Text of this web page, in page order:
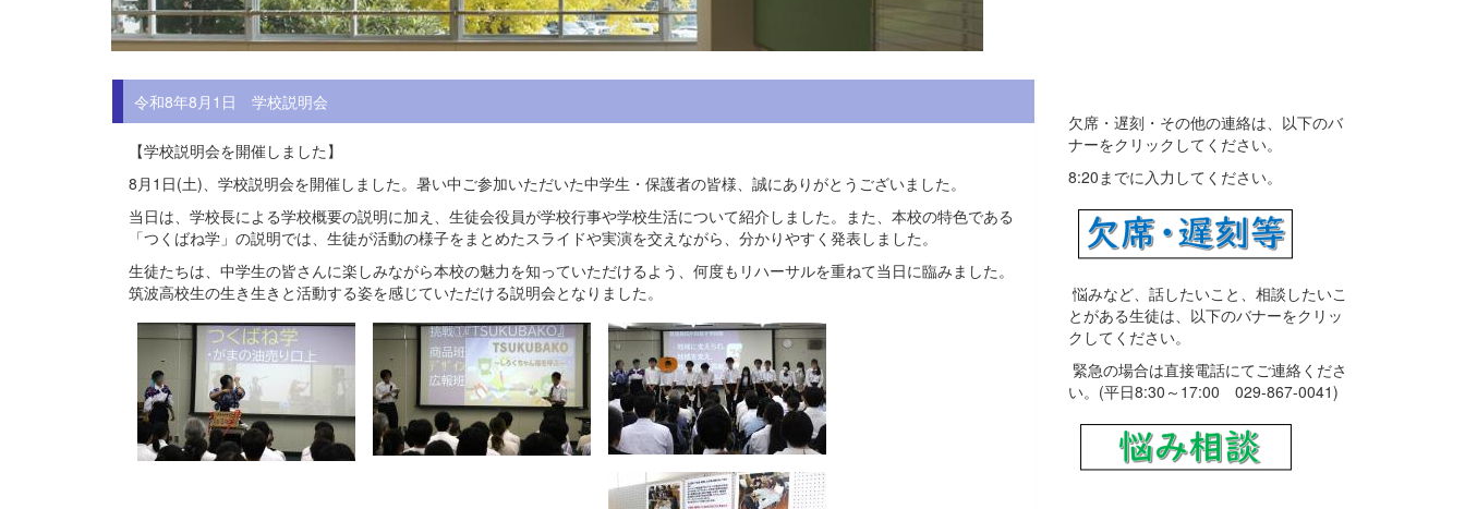
令和8年8月1日 学校説明会
【学校説明会を開催しました】
8月1日(土)、学校説明会を開催しました。暑い中ご参加いただいた中学生・保護者の皆様、誠にありがとうございました。
当日は、学校長による学校概要の説明に加え、生徒会役員が学校行事や学校生活について紹介しました。また、本校の特色である
「つくばね学」の説明では、生徒が活動の様子をまとめたスライドや実演を交えながら、分かりやすく発表しました。
生徒たちは、中学生の皆さんに楽しみながら本校の魅力を知っていただけるよう、何度もリハーサルを重ねて当日に臨みました。
筑波高校生の生き生きと活動する姿を感じていただける説明会となりました。
欠席・遅刻・その他の連絡は、以下のバ
ナーをクリックしてください。
8:20までに入力してください。
悩みなど、話したいこと、相談したいこ
とがある生徒は、以下のバナーをクリッ
クしてください。
緊急の場合は直接電話にてご連絡くださ
い。(平日8:30～17:00 029-867-0041)